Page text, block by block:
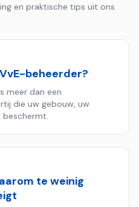
en praktische tips uit ons
beheerder?
meer dan een
die uw gebouw, uw
te weinig